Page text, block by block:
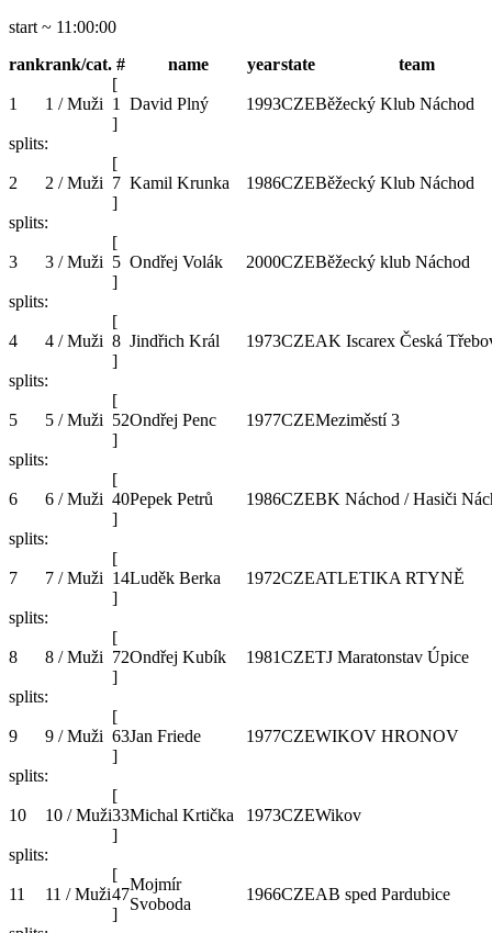
start ~ 11:00:00
rankrank/cat. # name yearstate team
1 1 / Muži
[
1
]
David Plný 1993CZEBěžecký Klub Náchod
splits:
2 2 / Muži
[
7
]
Kamil Krunka 1986CZEBěžecký Klub Náchod
splits:
3 3 / Muži
[
5
]
Ondřej Volák 2000CZEBěžecký klub Náchod
splits:
4 4 / Muži
[
8
]
Jindřich Král 1973CZEAK Iscarex Česká
splits:
5 5 / Muži
[
52
]
Ondřej Penc 1977CZEMeziměstí 3
splits:
6 6 / Muži
[
40
]
Pepek Petrů 1986CZEBK Náchod / Hasiči
splits:
7 7 / Muži
[
14
]
Luděk Berka 1972CZEATLETIKA RTYNĚ
splits:
8 8 / Muži
[
72
]
Ondřej Kubík 1981CZETJ Maratonstav Úpice
splits:
9 9 / Muži
[
63
]
Jan Friede 1977CZEWIKOV HRONOV
splits:
10 10 / Muži
[
33
]
Michal Krtička 1973CZEWikov
splits:
11 11 / Muži
[
47
]
Mojmír
Svoboda
1966CZEAB sped Pardubice